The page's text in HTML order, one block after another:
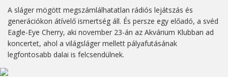
A sláger mögött megszámlálhatatlan rádiós lejátszás és
generációkon átívelő ismertség áll. És persze egy előadó, a svéd
Eagle-Eye Cherry, aki november 23-án az Akvárium Klubban ad
koncertet, ahol a világsláger mellett pályafutásának
legfontosabb dalai is felcsendülnek.